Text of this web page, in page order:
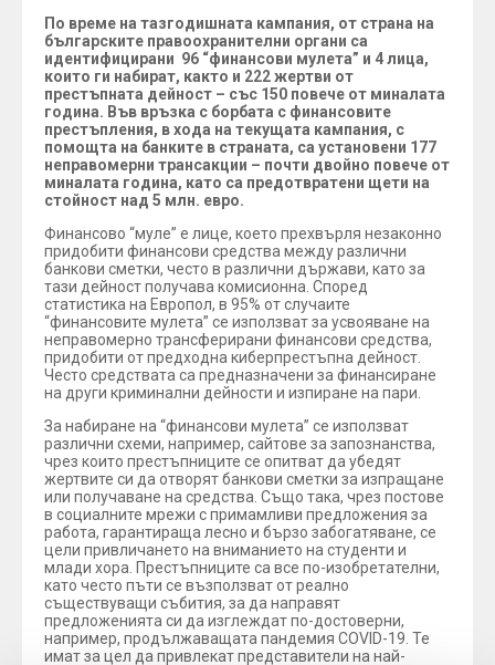
По време на тазгодишната кампания, от страна на
българските правоохранителни органи са
идентифицирани 96 “финансови мулета” и 4 лица,
които ги набират, както и 222 жертви от
престъпната дейност – със 150 повече от миналата
година. Във връзка с борбата с финансовите
престъпления, в хода на текущата кампания, с
помощта на банките в страната, са установени 177
неправомерни трансакции – почти двойно повече от
миналата година, като са предотвратени щети на
стойност над 5 млн. евро.
Финансово “муле” е лице, което прехвърля незаконно
придобити финансови средства между различни
банкови сметки, често в различни държави, като за
тази дейност получава комисионна. Според
статистика на Европол, в 95% от случаите
“финансовите мулета” се използват за усвояване на
неправомерно трансферирани финансови средства,
придобити от предходна киберпрестъпна дейност.
Често средствата са предназначени за финансиране
на други криминални дейности и изпиране на пари.
За набиране на “финансови мулета” се използват
различни схеми, например, сайтове за запознанства,
чрез които престъпниците се опитват да убедят
жертвите си да отворят банкови сметки за изпращане
или получаване на средства. Също така, чрез постове
в социалните мрежи с примамливи предложения за
работа, гарантираща лесно и бързо забогатяване, се
цели привличането на вниманието на студенти и
млади хора. Престъпниците са все по-изобретателни,
като често пъти се възползват от реално
съществуващи събития, за да направят
предложенията си да изглеждат по-достоверни,
например, продължаващата пандемия COVID-19. Те
имат за цел да привлекат представители на най-